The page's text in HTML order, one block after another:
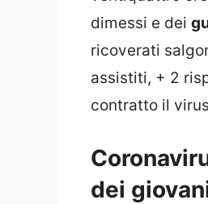
dimessi e dei
ricoverati
assistiti, + 2
contratto il
dei